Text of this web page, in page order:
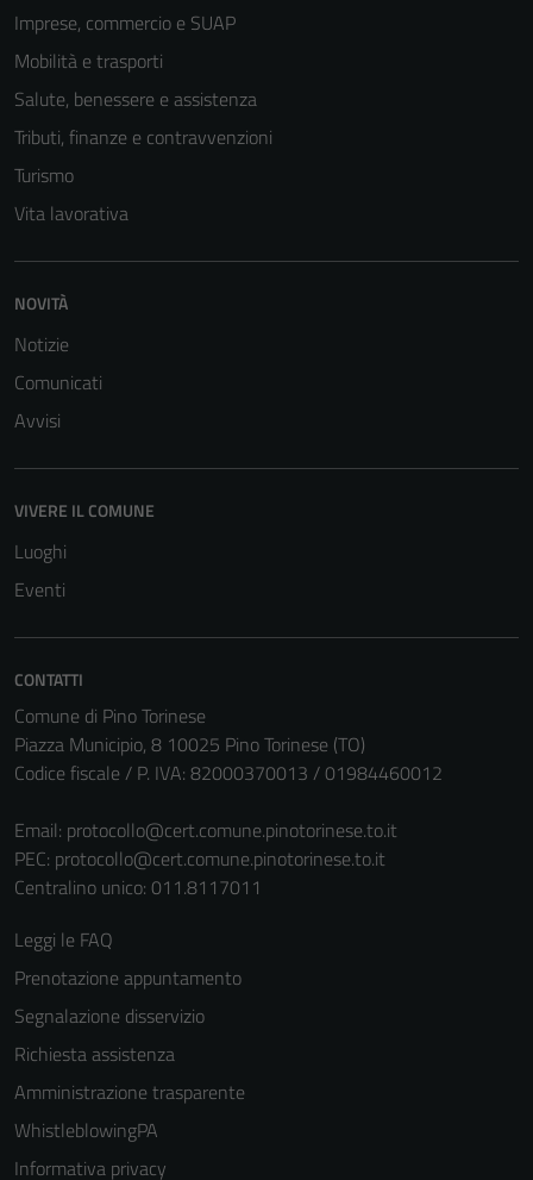
Imprese, commercio e SUAP
Mobilità e trasporti
Salute, benessere e assistenza
Tributi, finanze e contravvenzioni
Turismo
Vita lavorativa
NOVITÀ
Notizie
Comunicati
Avvisi
VIVERE IL COMUNE
Luoghi
Eventi
CONTATTI
Comune di Pino Torinese
Piazza Municipio, 8 10025 Pino Torinese (TO)
Codice fiscale / P. IVA: 82000370013 / 01984460012
Email: protocollo@cert.comune.pinotorinese.to.it
PEC: protocollo@cert.comune.pinotorinese.to.it
Centralino unico: 011.8117011
Leggi le FAQ
Prenotazione appuntamento
Segnalazione disservizio
Richiesta assistenza
Amministrazione trasparente
WhistleblowingPA
Informativa privacy
Tecnici
funzionamento
del sito e non
essere
disabilitati.